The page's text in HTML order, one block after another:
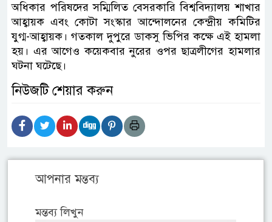
অধিকার পরিষদের সম্মিলিত বেসরকারি বিশ্ববিদ্যালয় শাখার
আহ্বায়ক এবং কোটা সংস্কার আন্দোলনের কেন্দ্রীয় কমিটির
যুগ্ম-আহ্বায়ক। গতকাল দুপুরে ডাকসু ভিপির কক্ষে এই হামলা
হয়। এর আগেও কয়েকবার নুরের ওপর ছাত্রলীগের হামলার
ঘটনা ঘটেছে।
নিউজটি শেয়ার করুন
আপনার মন্তব্য
মন্তব্য লিখুন